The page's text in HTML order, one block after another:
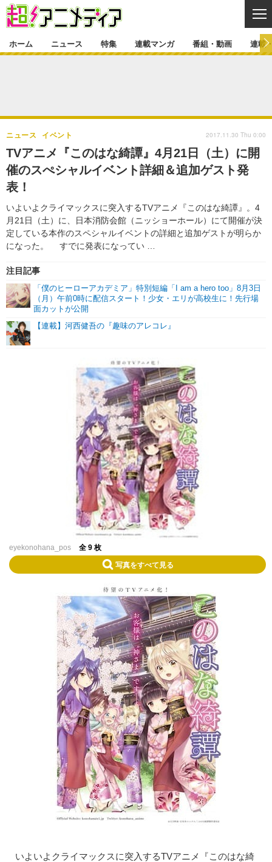
ゲーム・アプリ マンガ
グッズ イベント
舞台 新帝スタ
特集一覧 カバー
ラキりす
連載マンガ
連載マンガ一覧 連載一覧
番組・動画一覧 ラジオ
連載・ブログ
編集部ブログ・お知らせ
ホーム ニュース 特集 連載マンガ 番組・動画 連載
TVアニメ『このはな綺譚』4月21日（土）に開
催のスぺシャルイベント詳細＆追加ゲスト発
表！
いよいよクライマックスに突入するTVアニメ『このはな綺譚』。4
月21日（土）に、日本消防会館（ニッショーホール）にて開催が決
定している本作のスペシャルイベントの詳細と追加ゲストが明らか
になった。 すでに発表になってい …
ニュース イベント
注目記事
「僕のヒーローアカデミア」特別短編「I am a hero too」8月3日
（月）午前0時に配信スタート！少女・エリが高校生に！先行場
面カットが公開
【連載】河西健吾の『趣味のアレコレ』
2017.11.30 Thu 0:00
eyekonohana_pos 全 9 枚
写真をすべて見る
いよいよクライマックスに突入するTVアニメ『このはな綺